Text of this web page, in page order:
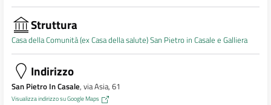
Struttura
Casa della Comunità (ex Casa della salute) San Pietro in Casale e Galliera
Indirizzo
San Pietro In Casale, via Asia, 61
Visualizza indirizzo su Google Maps